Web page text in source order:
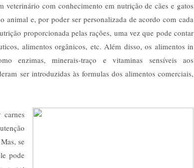
veterinário com conhecimento em nutrição de cães e gatos
animal e, por poder ser personalizada de acordo com cada
proporcionada pelas rações, uma vez que pode contar
alimentos orgânicos, etc. Além disso, os alimentos in
enzimas, minerais-traço e vitaminas sensíveis aos
ser introduzidas às formulas dos alimentos comerciais,
se
pode